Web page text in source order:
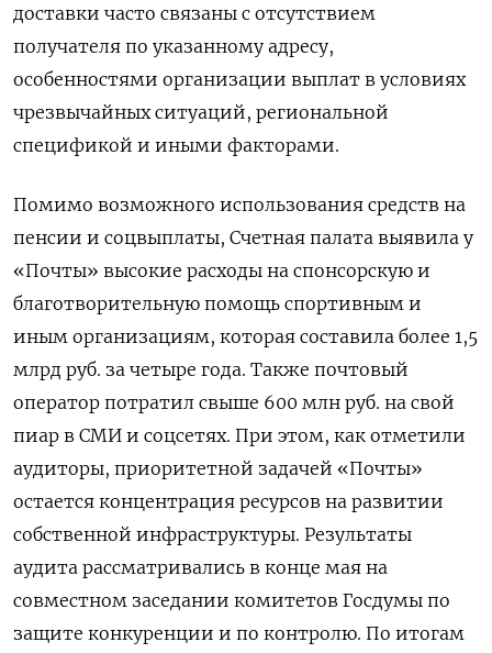
доставки часто связаны с отсутствием
получателя по указанному адресу,
особенностями организации выплат в условиях
чрезвычайных ситуаций, региональной
спецификой и иными факторами.
Помимо возможного использования средств на
пенсии и соцвыплаты, Счетная палата выявила у
«Почты» высокие расходы на спонсорскую и
благотворительную помощь спортивным и
иным организациям, которая составила более 1,5
млрд руб. за четыре года. Также почтовый
оператор потратил свыше 600 млн руб. на свой
пиар в СМИ и соцсетях. При этом, как отметили
аудиторы, приоритетной задачей «Почты»
остается концентрация ресурсов на развитии
собственной инфраструктуры. Результаты
аудита рассматривались в конце мая на
совместном заседании комитетов Госдумы по
защите конкуренции и по контролю. По итогам